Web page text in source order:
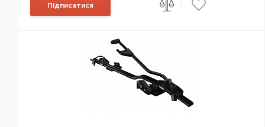
Підписатися